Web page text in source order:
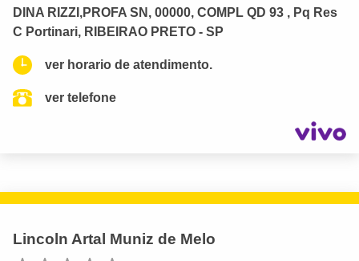
DINA RIZZI,PROFA SN, 00000, COMPL QD 93 , Pq Res
C Portinari, RIBEIRAO PRETO - SP
ver horario de atendimento.
ver telefone
Lincoln Artal Muniz de Melo